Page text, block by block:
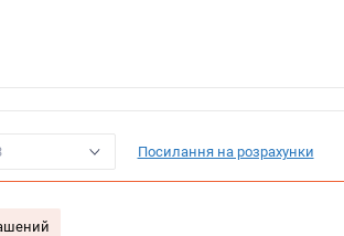
Посилання на розрахунки